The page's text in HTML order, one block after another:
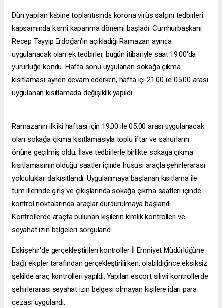
Dün yapılan kabine toplantısında korona virüs salgını tedbirleri
kapsamında kısmi kapanma dönemi başladı. Cumhurbaşkanı
Recep Tayyip Erdoğan'ın açıkladığı Ramazan ayında
uygulanacak olan ek tedbirler, bugün itibariyle saat 19.00'da
yürürlüğe kondu. Hafta sonu uygulanan sokağa çıkma
kısıtlaması aynen devam ederken, hafta içi 21.00 ile 05.00 arası
uygulanan kısıtlamada değişiklik yapıldı.
Ramazanın ilk iki haftası için 19.00 ile 05.00 arası uygulanacak
olan sokağa çıkma kısıtlamasıyla toplu iftar ve sahurların
önüne geçilmiş oldu. İlave tedbirlerle birlikte sokağa çıkma
kısıtlamasının olduğu saatler içinde hususi araçla şehirlerarası
yolculuklar da kısıtlandı. Uygulanmaya başlanan kısıtlama ile
tüm illerinde giriş ve çıkışlarında sokağa çıkma saatleri içinde
kontrol noktalarında araçlar durdurulmaya başlandı.
Kontrollerde araçta bulunan kişilerin kimlik kontrolleri ve
seyahat izin belgeleri sorgulandı.
Eskişehir'de gerçekleştirilen kontroller İl Emniyet Müdürlüğüne
bağlı ekipler tarafından gerçekleştirilirken, olabildiğince eksiksiz
şekilde araç kontrolleri yapıldı. Yapılan escort silivri kontrollerde
şehirlerarası seyahat izin belgesi olmayan kişilere idari para
cezası uygulandı.